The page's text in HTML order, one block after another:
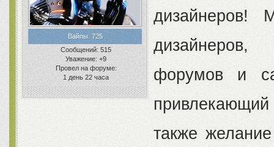
Вайпы:725
Сообщений: 515
Уважение: +9
Провел на форуме:
1 день 22 часа
дизайнеров!
форумов и
также